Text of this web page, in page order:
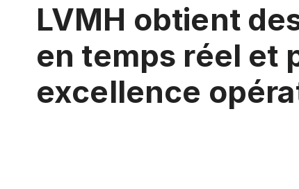
LVMH obtient
en temps réel et
excellence